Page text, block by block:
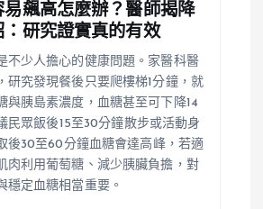
易飆高怎麼辦？醫師揭降
：研究證實真的有效
不少人擔心的健康問題。家醫科醫
研究發現餐後只要爬樓梯1分鐘，就
與胰島素濃度，血糖甚至可下降14
民眾飯後15至30分鐘散步或活動身
後30至60分鐘血糖會達高峰，若適
肉利用葡萄糖、減少胰臟負擔，對
穩定血糖相當重要。